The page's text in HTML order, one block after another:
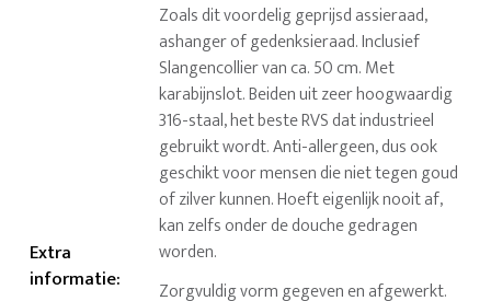
Extra
informatie:
Zoals dit voordelig geprijsd assieraad,
ashanger of gedenksieraad. Inclusief
Slangencollier van ca. 50 cm. Met
karabijnslot. Beiden uit zeer hoogwaardig
316-staal, het beste RVS dat industrieel
gebruikt wordt. Anti-allergeen, dus ook
geschikt voor mensen die niet tegen goud
of zilver kunnen. Hoeft eigenlijk nooit af,
kan zelfs onder de douche gedragen
worden.
Zorgvuldig vorm gegeven en afgewerkt.